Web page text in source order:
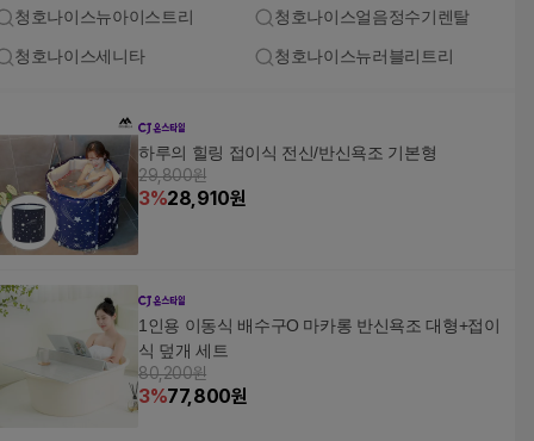
청호나이스뉴아이스트리 청호나이스얼음정수기렌탈
청호나이스세니타 청호나이스뉴러블리트리
하루의 힐링 접이식 전신/반신욕조 기본형
29,800원
3%28,910원
1인용 이동식 배수구O 마카롱 반신욕조 대형+접이
식 덮개 세트
80,200원
3%77,800원